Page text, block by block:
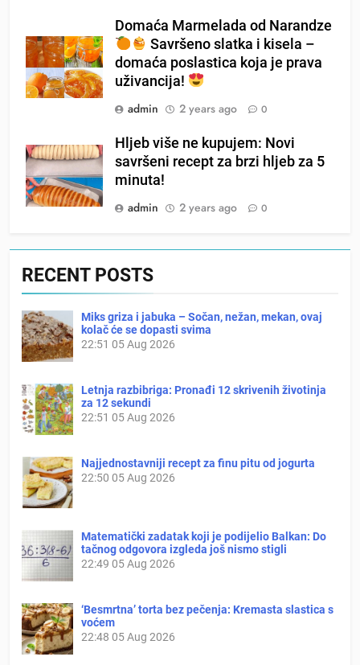
Domaća Marmelada od Narandze
Savršeno slatka i kisela –
domaća poslastica koja je prava
uživancija!
admin
2 years ago 0
Hljeb više ne kupujem: Novi
savršeni recept za brzi hljeb za 5
minuta!
admin
2 years ago 0
RECENT POSTS
Miks griza i jabuka – Sočan, nežan, mekan, ovaj
kolač će se dopasti svima
22:51 05 Aug 2026
Letnja razbibriga: Pronađi 12 skrivenih životinja
za 12 sekundi
22:51 05 Aug 2026
Najjednostavniji recept za finu pitu od jogurta
22:50 05 Aug 2026
Matematički zadatak koji je podijelio Balkan: Do
tačnog odgovora izgleda još nismo stigli
22:49 05 Aug 2026
‘Besmrtna’ torta bez pečenja: Kremasta slastica s
voćem
22:48 05 Aug 2026